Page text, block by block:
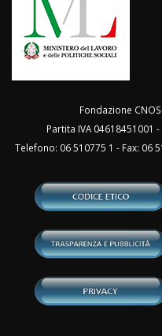
Fondazione
Partita IVA 04618451001
Telefono: 06 510775 1 - Fax: 06